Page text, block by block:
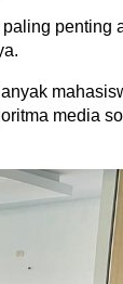
penting
media